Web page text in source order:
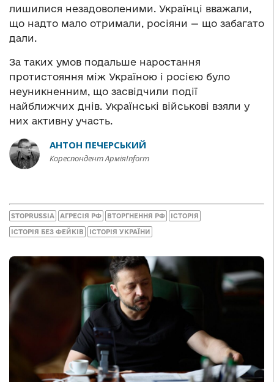
лишилися незадоволеними. Українці вважали,
що надто мало отримали, росіяни — що забагато
дали.
За таких умов подальше наростання
протистояння між Україною і росією було
неуникненним, що засвідчили події
найближчих днів. Українські військові взяли у
них активну участь.
АНТОН ПЕЧЕРСЬКИЙ
Кореспондент АрміяInform
STOPRUSSIA АГРЕСІЯ РФ ВТОРГНЕННЯ РФ ІСТОРІЯ
ІСТОРІЯ БЕЗ ФЕЙКІВ ІСТОРІЯ УКРАЇНИ